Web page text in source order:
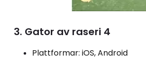
3. Gator av raseri 4
Plattformar: iOS, Android